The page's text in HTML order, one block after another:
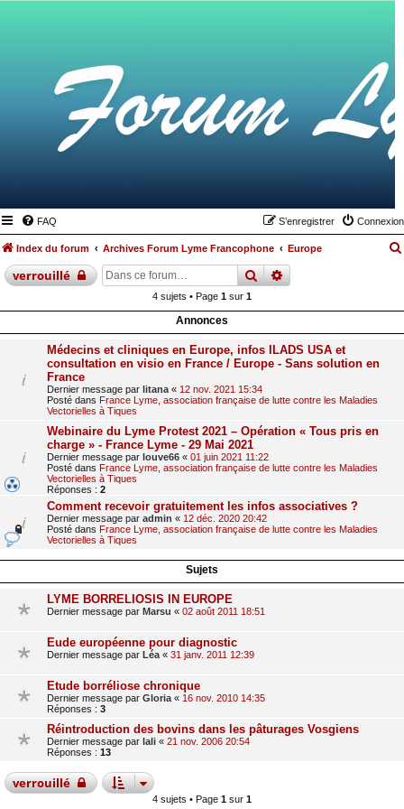
FAQ Connexion
S’enregistrer
Index du forum Archives Forum Lyme Francophone Europe
verrouillé rechercher
recherche
4 sujets • Page 1 sur 1
Annonces
Médecins et cliniques en Europe, infos ILADS USA et
consultation en visio en France / Europe - Sans solution en
France
Dernier message par litana « 12 nov. 2021 15:34
Posté dans France Lyme, association française de lutte contre les Maladies
Vectorielles à Tiques
Webinaire du Lyme Protest 2021 – Opération « Tous pris en
charge » - France Lyme - 29 Mai 2021
Dernier message par louve66 « 01 juin 2021 11:22
Posté dans France Lyme, association française de lutte contre les Maladies
Vectorielles à Tiques
Réponses : 2
Comment recevoir gratuitement les infos associatives ?
Dernier message par admin « 12 déc. 2020 20:42
Posté dans France Lyme, association française de lutte contre les Maladies
Vectorielles à Tiques
Sujets
LYME BORRELIOSIS IN EUROPE
Dernier message par Marsu « 02 août 2011 18:51
Eude européenne pour diagnostic
Dernier message par Léa « 31 janv. 2011 12:39
Etude borréliose chronique
Dernier message par Gloria « 16 nov. 2010 14:35
Réponses : 3
Réintroduction des bovins dans les pâturages Vosgiens
Dernier message par lali « 21 nov. 2006 20:54
Réponses : 13
verrouillé
4 sujets • Page 1 sur 1